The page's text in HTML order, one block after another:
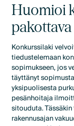
Huomioi
Konkurssilaki
tiedustelemaan
sopimukseen, jos
täyttänyt
yksipuolisesta
pesänhoitaja
sitouduta.
rakennusajan